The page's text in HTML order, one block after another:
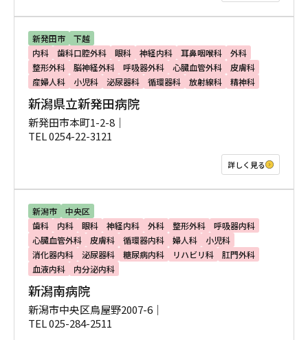
新発田市
下越
内科
歯科口腔外科 眼科 神経内科 耳鼻咽喉科
外科
整形外科
脳神経外科 呼吸器外科 心臓血管外科
皮膚科
産婦人科
小児科 泌尿器科 循環器科 放射線科 精神科
新潟県立新発田病院
新発田市本町1-2-8｜
TEL 0254-22-3121
詳しく見る
新潟市
中央区
歯科
内科 眼科 神経内科 外科 整形外科
呼吸器内科
心臓血管外科
皮膚科 循環器内科 婦人科
小児科
消化器内科
泌尿器科 糖尿病内科 リハビリ科
肛門外科
血液内科
内分泌内科
新潟南病院
新潟市中央区鳥屋野2007-6｜
TEL 025-284-2511